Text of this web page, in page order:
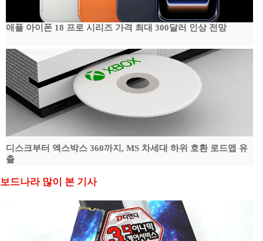
애플 아이폰 18 프로 시리즈 가격 최대 300달러 인상 전망
디스크부터 엑스박스 360까지, MS 차세대 하위 호환 로드맵 유
출
보드나라 많이 본 기사